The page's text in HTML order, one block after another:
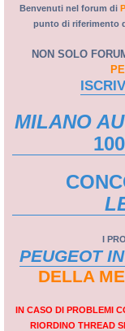
Benvenuti nel forum di
punto di riferimento
NON SOLO
MILANO
I
PEUGEOT
DELLA
IN CASO DI PROBLEMI
RIORDINO THREAD